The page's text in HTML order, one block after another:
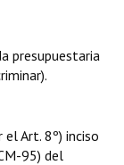
presupuestaria
Art. 8º) inciso
95) del